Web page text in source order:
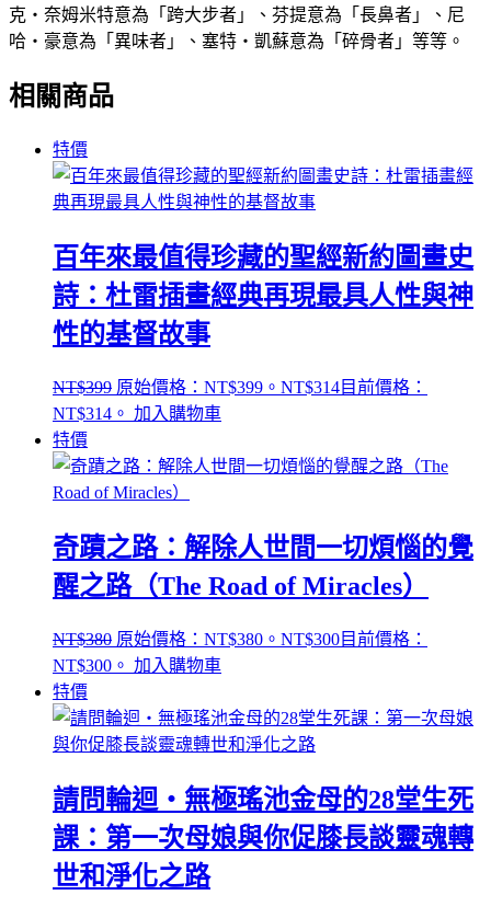
克・奈姆米特意為「跨大步者」、芬提意為「長鼻者」、尼
哈・豪意為「異味者」、塞特・凱蘇意為「碎骨者」等等。
相關商品
特價
百年來最值得珍藏的聖經新約圖畫史
詩：杜雷插畫經典再現最具人性與神
性的基督故事
NT$399 原始價格：NT$399。 NT$314目前價格：
NT$314。 加入購物車
特價
奇蹟之路：解除人世間一切煩惱的覺
醒之路（The Road of Miracles）
NT$380 原始價格：NT$380。 NT$300目前價格：
NT$300。 加入購物車
特價
請問輪迴‧無極瑤池金母的28堂生死
課：第一次母娘與你促膝長談靈魂轉
世和淨化之路